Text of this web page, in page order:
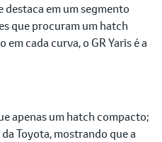
destaca em um segmento
que procuram um hatch
cada curva, o GR Yaris é a
apenas um hatch compacto;
Toyota, mostrando que a